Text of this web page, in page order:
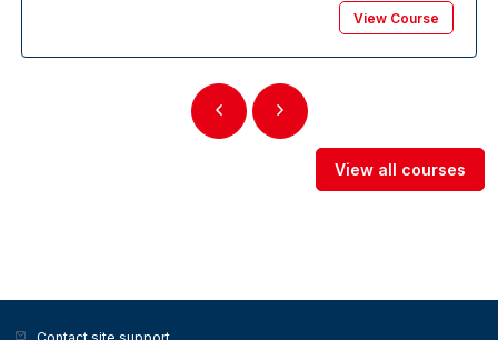
View Course
View all courses